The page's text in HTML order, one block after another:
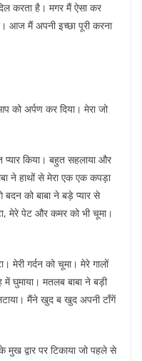
करता है। मगर मैं ऐसा कर
आज मैं अपनी इच्छा पूरी करना
अर्पण कर दिया। मेरा जो
प्यार किया। बहुत सहलाया और
ने हाथों से मेरा एक एक कपड़ा
को बाबा ने बड़े प्यार से
मेरे पेट और कमर को भी चूमा।
मेरी गर्दन को चूमा। मेरे गालों
घुमाया। मतलब बाबा ने बड़ी
मैंने खुद ब खुद अपनी टाँगें
मुख द्वार पर टिकाया जो पहले से